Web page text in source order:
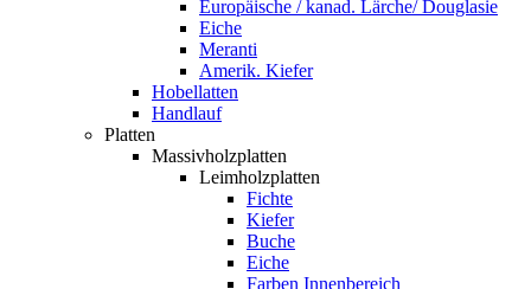
Europäische / kanad. Lärche/ Douglasie
Eiche
Meranti
Amerik. Kiefer
Hobellatten
Handlauf
Platten
Massivholzplatten
Leimholzplatten
Fichte
Kiefer
Buche
Eiche
Farben Innenbereich